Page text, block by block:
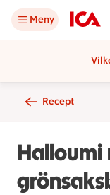
Meny
Recept
Halloumi